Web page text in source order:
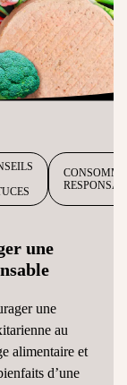
une
une
au
alimentaire et
d’une